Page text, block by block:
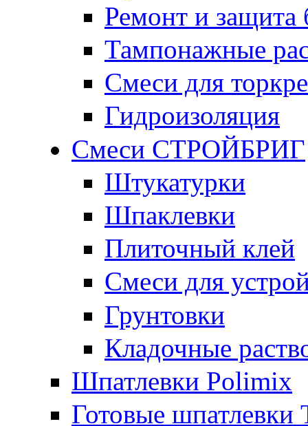
Ремонт и защита
Тампонажные
Смеси для
Гидроизоляция
Смеси СТРОЙБРИГ
Штукатурки
Шпаклевки
Плиточный клей
Смеси для
Грунтовки
Кладочные
Шпатлевки Polimix
Готовые шпатлевки